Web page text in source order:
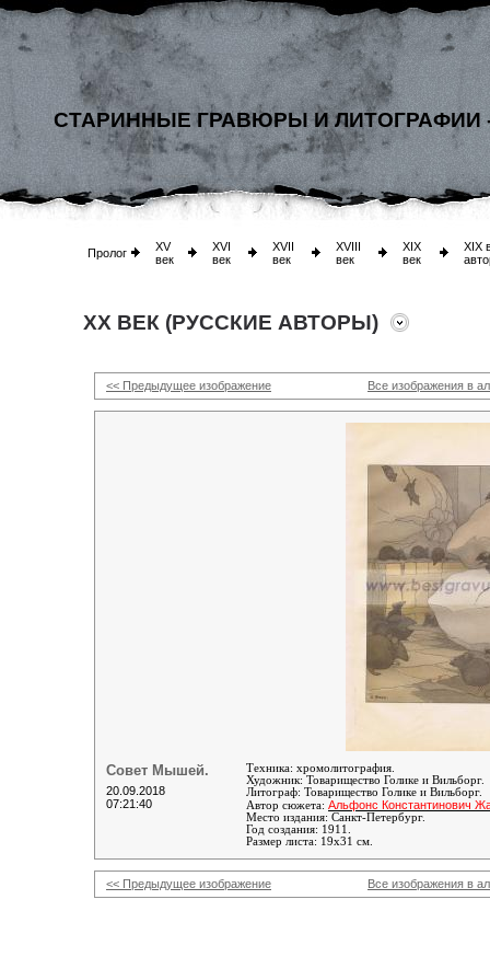
СТАРИННЫЕ ГРАВЮРЫ И ЛИТОГРАФИИ
Пролог
XV
век
XVI
век
XVII
век
XVIII
век
XIX
век
XIX
XX ВЕК (РУССКИЕ АВТОРЫ)
<< Предыдущее изображение Все изображения в
Совет Мышей.
20.09.2018
07:21:40
Техника: хромолитография.
Художник: Товарищество Голике и Вильборг.
Литограф: Товарищество Голике и Вильборг.
Автор сюжета: Альфонс Константинович
Место издания: Санкт-Петербург.
Год создания: 1911.
Размер листа: 19х31 см.
<< Предыдущее изображение Все изображения в